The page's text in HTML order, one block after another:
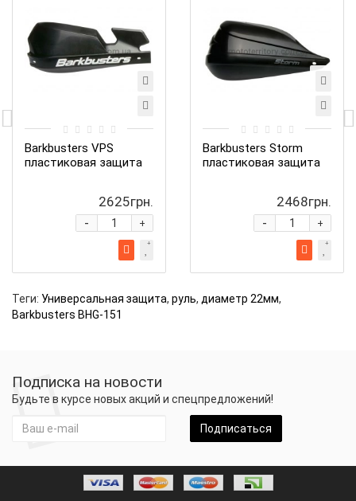
Barkbusters VPS
пластиковая защита
2625грн.
+
-
Barkbusters Storm
пластиковая защита
2468грн.
+
-
Теги: Универсальная защита, руль, диаметр 22мм,
Barkbusters BHG-151
Подписка на новости
Будьте в курсе новых акций и спецпредложений!
Подписаться